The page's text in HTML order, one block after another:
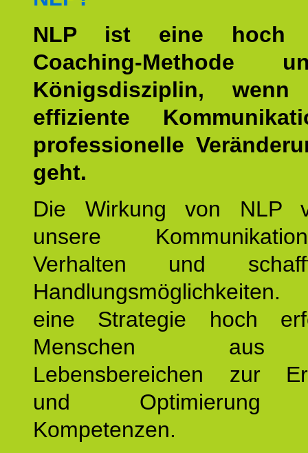
NLP ist eine hoch
Coaching-Methode
Königsdisziplin,
effiziente
professionelle
geht.
Die Wirkung von NLP
unsere
Verhalten und
eine Strategie hoch
Menschen
Lebensbereichen zur
und Optimierung
Kompetenzen.